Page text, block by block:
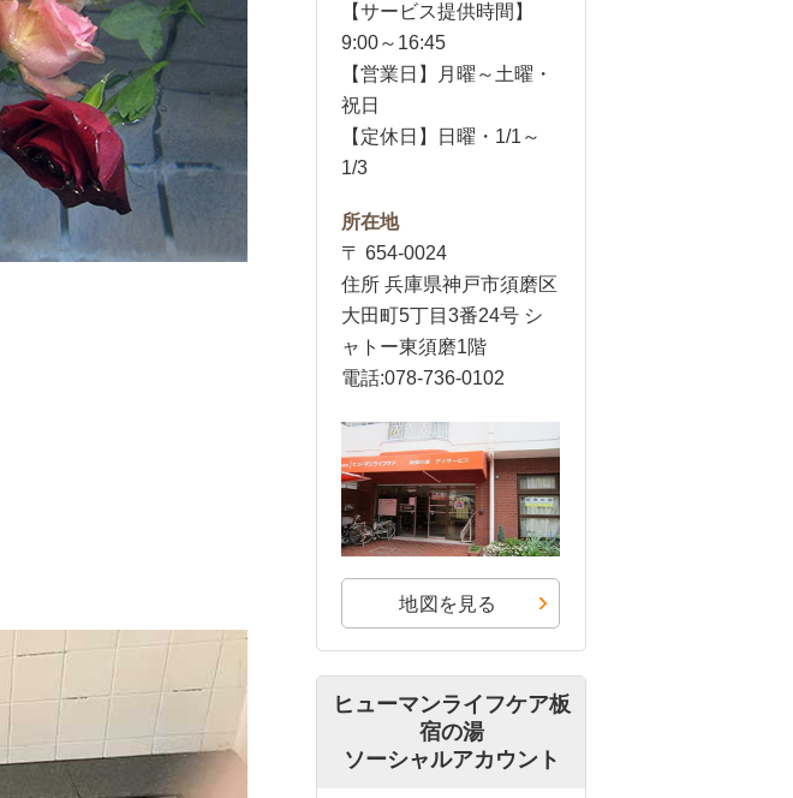
【サービス提供時間】
9:00～16:45
【営業日】月曜～土曜・
祝日
【定休日】日曜・1/1～
1/3
所在地
〒 654-0024
住所 兵庫県神戸市須磨区
大田町5丁目3番24号 シ
ャトー東須磨1階
電話:078-736-0102
地図を見る
ヒューマンライフケア板
宿の湯
ソーシャルアカウント